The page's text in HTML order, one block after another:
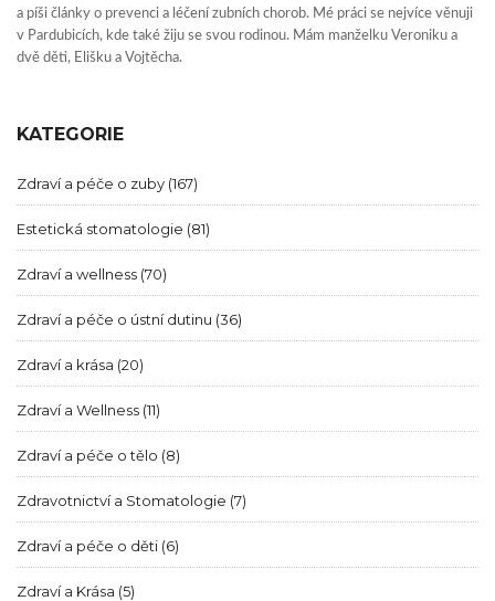
a píši články o prevenci a léčení zubních chorob. Mé práci se nejvíce věnuji
v Pardubicích, kde také žiju se svou rodinou. Mám manželku Veroniku a
dvě děti, Elišku a Vojtěcha.
KATEGORIE
Zdraví a péče o zuby (167)
Estetická stomatologie (81)
Zdraví a wellness (70)
Zdraví a péče o ústní dutinu (36)
Zdraví a krása (20)
Zdraví a Wellness (11)
Zdraví a péče o tělo (8)
Zdravotnictví a Stomatologie (7)
Zdraví a péče o děti (6)
Zdraví a Krása (5)